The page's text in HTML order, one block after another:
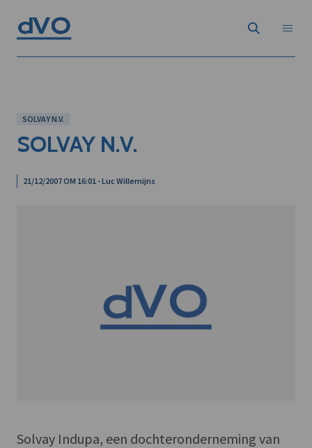
SOLVAY N.V.
SOLVAY N.V.
21/12/2007 OM 16:01 - Luc Willemijns
Solvay Indupa, een dochteronderneming van